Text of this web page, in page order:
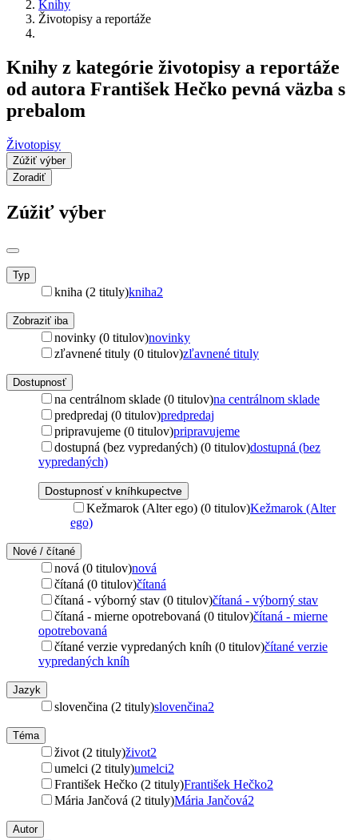
Knihy
Životopisy a reportáže
Knihy z kategórie životopisy a reportáže
od autora František Hečko pevná väzba s
prebalom
Životopisy
Zúžiť výber
Zoradiť
Zúžiť výber
Typ
kniha (2 tituly)kniha2
Zobraziť iba
novinky (0 titulov)novinky
zľavnené tituly (0 titulov)zľavnené tituly
Dostupnosť
na centrálnom sklade (0 titulov)na centrálnom sklade
predpredaj (0 titulov)predpredaj
pripravujeme (0 titulov)pripravujeme
dostupná (bez vypredaných) (0 titulov)dostupná (bez
vypredaných)
Dostupnosť v kníhkupectve
Kežmarok (Alter ego) (0 titulov)Kežmarok (Alter
ego)
Nové / čítané
nová (0 titulov)nová
čítaná (0 titulov)čítaná
čítaná - výborný stav (0 titulov)čítaná - výborný stav
čítaná - mierne opotrebovaná (0 titulov)čítaná - mierne
opotrebovaná
čítané verzie vypredaných kníh (0 titulov)čítané verzie
vypredaných kníh
Jazyk
slovenčina (2 tituly)slovenčina2
Téma
život (2 tituly)život2
umelci (2 tituly)umelci2
František Hečko (2 tituly)František Hečko2
Mária Jančová (2 tituly)Mária Jančová2
Autor